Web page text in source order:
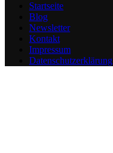
Startseite
Blog
Newsletter
Kontakt
Impressum
Datenschutzerklärung